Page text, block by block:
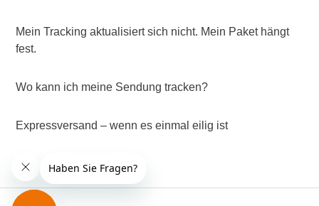
Mein Tracking aktualisiert sich nicht. Mein Paket hängt
fest.
Wo kann ich meine Sendung tracken?
Expressversand – wenn es einmal eilig ist